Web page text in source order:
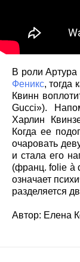
В роли Артура
Феникс, тогда
Квинн
Gucci»).
Харлин
Когда ее
очаровать
и стала его
(франц. folie à
означает
разделяется
Автор: Елена